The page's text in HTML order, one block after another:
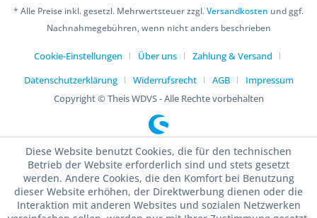
* Alle Preise inkl. gesetzl. Mehrwertsteuer zzgl.Versandkosten und ggf.
Nachnahmegebühren, wenn nicht anders beschrieben
Cookie-Einstellungen Über uns
Zahlung & Versand
Datenschutzerklärung
Widerrufsrecht AGB
Impressum
Copyright © Theis WDVS - Alle Rechte vorbehalten
Diese Website benutzt Cookies, die für den technischen
Betrieb der Website erforderlich sind und stets gesetzt
werden. Andere Cookies, die den Komfort bei Benutzung
dieser Website erhöhen, der Direktwerbung dienen oder die
Interaktion mit anderen Websites und sozialen Netzwerken